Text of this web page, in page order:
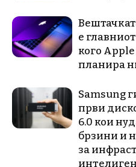
е
кого
планира
Samsung
први
6.0 кои
брзини и
за